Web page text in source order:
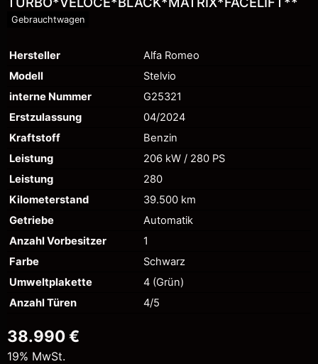
Gebrauchtwagen
Hersteller
Alfa Romeo
Modell
Stelvio
interne Nummer
G25321
Erstzulassung
04/2024
Kraftstoff
Benzin
Leistung
206 kW / 280 PS
Leistung
280
Kilometerstand
39.500 km
Getriebe
Automatik
Anzahl Vorbesitzer
1
Farbe
Schwarz
Umweltplakette
4 (Grün)
Anzahl Türen
4/5
38.990 €
19% MwSt.